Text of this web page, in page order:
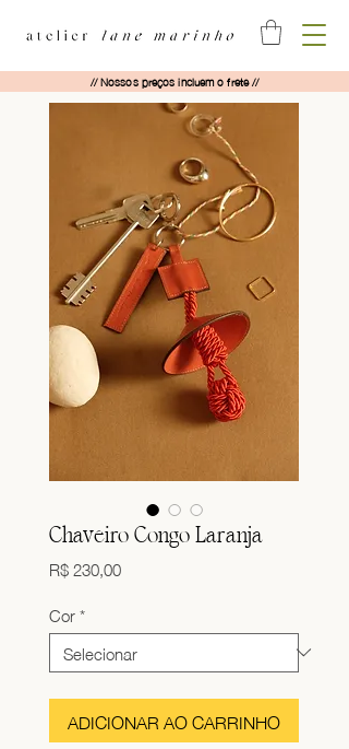
// Nossos preços incluem o frete //
Chaveiro Congo Laranja
R$ 230,00Preço
Cor*
ADICIONAR AO CARRINHO